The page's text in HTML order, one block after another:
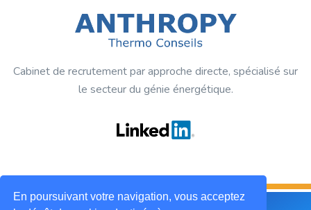
En poursuivant votre navigation, vous acceptez
Cabinet de recrutement par approche directe, spécialisé sur
le secteur du génie énergétique.